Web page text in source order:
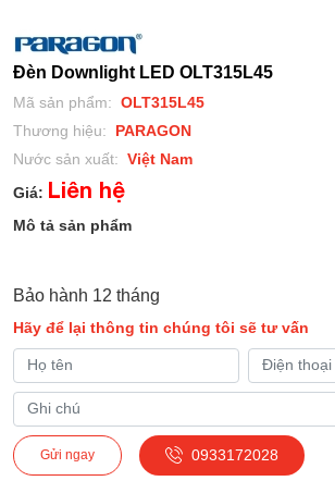
Đèn Downlight LED OLT315L45
Mã sản phẩm: OLT315L45
Thương hiệu:
PARAGON
Nước sản xuất: Việt Nam
Giá: Liên hệ
Mô tả sản phẩm
Bảo hành 12 tháng
Hãy để lại thông tin chúng tôi sẽ tư vấn
Gửi ngay 0933172028